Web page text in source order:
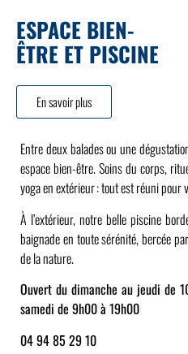
ESPACE BIEN-
ÊTRE ET PISCINE
En savoir plus
Entre deux balades ou une
espace bien-être. Soins du corps,
yoga en extérieur : tout est réuni pour
À l’extérieur, notre belle piscine
baignade en toute sérénité, bercée
de la nature.
Ouvert du dimanche au jeudi de
samedi de 9h00 à 19h00
04 94 85 29 10